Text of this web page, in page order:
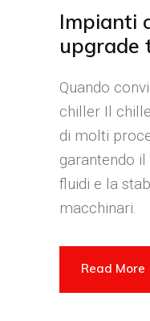
Impianti
upgrade
Quando
chiller Il
di molti
garantendo
fluidi e la
macchinari.
Read More